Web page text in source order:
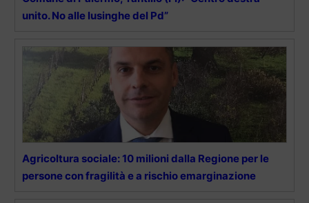
unito. No alle lusinghe del Pd”
Agricoltura sociale: 10 milioni dalla Regione per le
persone con fragilità e a rischio emarginazione